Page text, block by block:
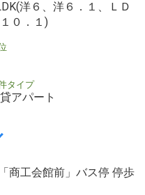
洋６、洋６．１、ＬＤ
０．１)
タイプ
アパート
商工会館前」バス停 停歩